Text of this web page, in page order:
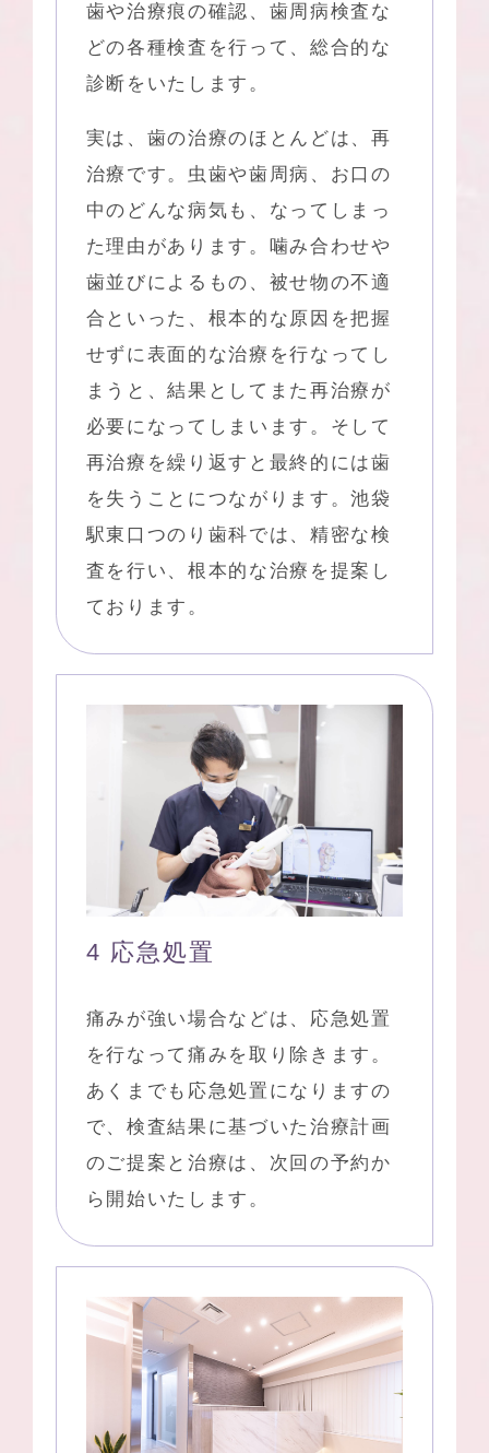
歯や治療痕の確認、歯周病検査な
どの各種検査を行って、総合的な
診断をいたします。
実は、⻭の治療のほとんどは、再
治療です。⾍⻭や⻭周病、お⼝の
中のどんな病気も、なってしまっ
た理由があります。噛み合わせや
⻭並びによるもの、被せ物の不適
合といった、根本的な原因を把握
せずに表面的な治療を行なってし
まうと、結果としてまた再治療が
必要になってしまいます。そして
再治療を繰り返すと最終的には歯
を失うことにつながります。池袋
駅東口つのり歯科では、精密な検
査を行い、根本的な治療を提案し
ております。
4 応急処置
痛みが強い場合などは、応急処置
を行なって痛みを取り除きます。
あくまでも応急処置になりますの
で、検査結果に基づいた治療計画
のご提案と治療は、次回の予約か
ら開始いたします。